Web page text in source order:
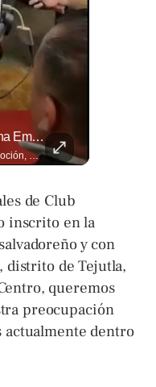
Entre Aplausos Y Mucha Emoción, Marito Rivera Llegó A La Celebración De Sus “55 Años De Gala”, Una Noche Especial Para Recordar Su Trayectoria Y...
Entre aplausos y mucha emoción, Marito Rivera llegó a la celebración de sus “55 años de Gala”, una noche especial para recordar su trayectoria y los éxitos que han marcado generaciones. Así fue el recibimiento del ícono de la música tropical salvadoreña. Lee más ➡️ eldiariodehoy.com
de Club
inscrito en la
y con
distrito de Tejutla,
queremos
preocupación
actualmente dentro